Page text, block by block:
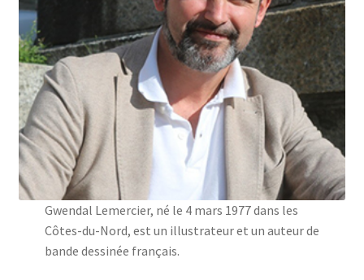
Gwendal Lemercier, né le 4 mars 1977 dans les
Côtes-du-Nord, est un illustrateur et un auteur de
bande dessinée français.